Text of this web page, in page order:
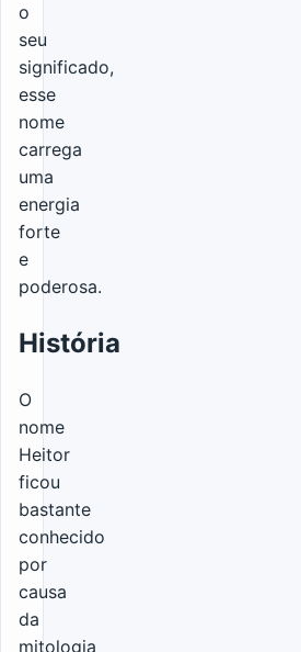
o
seu
significado,
esse
nome
carrega
uma
energia
forte
e
poderosa.
História
O
nome
Heitor
ficou
bastante
conhecido
por
causa
da
mitologia